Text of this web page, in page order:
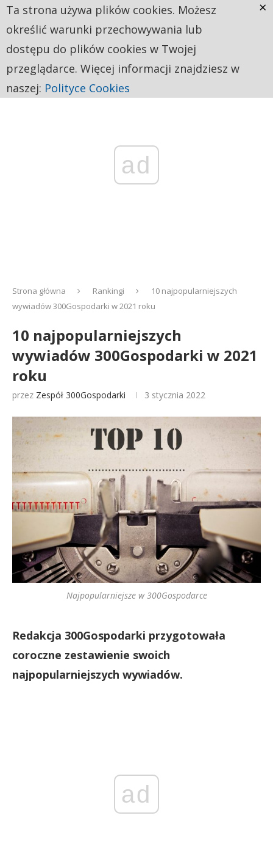
ad
Strona główna Rankingi
10 najpopularniejszych
wywiadów 300Gospodarki w 2021 roku
10 najpopularniejszych
wywiadów 300Gospodarki w 2021
roku
przez Zespół 300Gospodarki 3 stycznia 2022
Najpopularniejsze w 300Gospodarce
Redakcja 300Gospodarki przygotowała
coroczne zestawienie swoich
najpopularniejszych wywiadów.
ad
Ta strona używa plików cookies. Możesz
określić warunki przechowywania lub
dostępu do plików cookies w Twojej
przeglądarce. Więcej informacji znajdziesz w
naszej: Polityce Cookies
×